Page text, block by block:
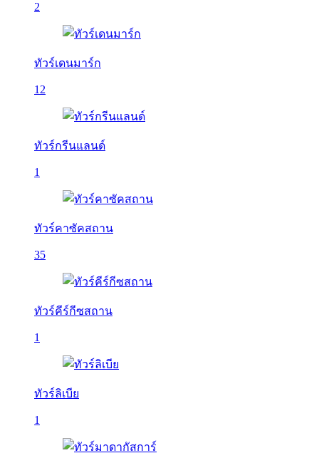
2
ทัวร์เดนมาร์ก
12
ทัวร์กรีนแลนด์
1
ทัวร์คาซัคสถาน
35
ทัวร์คีร์กีซสถาน
1
ทัวร์ลิเบีย
1